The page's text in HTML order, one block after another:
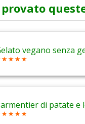
vegano senza
di patate e